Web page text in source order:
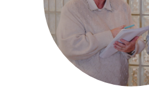
Denkfysio laat jou
kritisch nadenken
door middel van